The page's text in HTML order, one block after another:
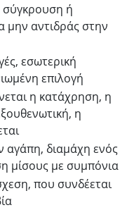
σύγκρουση ή
μην αντιδράς στην
εσωτερική
επιλογή
η κατάχρηση, η
η
αγάπη, διαμάχη ενός
μίσους με συμπόνια
που συνδέεται